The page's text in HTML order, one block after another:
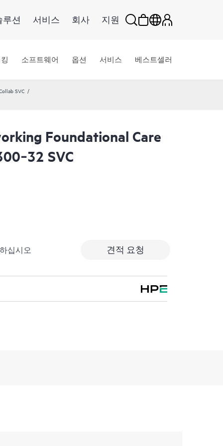
루션 서비스 회사 지원
소프트웨어 옵션 서비스 베스트셀러
SVC
Foundational Care
SVC
십시오 견적 요청